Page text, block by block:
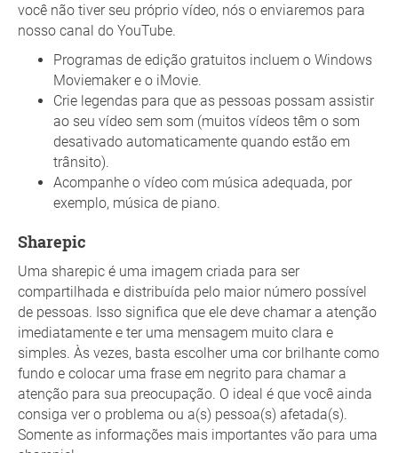
você não tiver seu próprio vídeo, nós o enviaremos para
nosso canal do YouTube.
Programas de edição gratuitos incluem o Windows
Moviemaker e o iMovie.
Crie legendas para que as pessoas possam assistir
ao seu vídeo sem som (muitos vídeos têm o som
desativado automaticamente quando estão em
trânsito).
Acompanhe o vídeo com música adequada, por
exemplo, música de piano.
Sharepic
Uma sharepic é uma imagem criada para ser
compartilhada e distribuída pelo maior número possível
de pessoas. Isso significa que ele deve chamar a atenção
imediatamente e ter uma mensagem muito clara e
simples. Às vezes, basta escolher uma cor brilhante como
fundo e colocar uma frase em negrito para chamar a
atenção para sua preocupação. O ideal é que você ainda
consiga ver o problema ou a(s) pessoa(s) afetada(s).
Somente as informações mais importantes vão para uma